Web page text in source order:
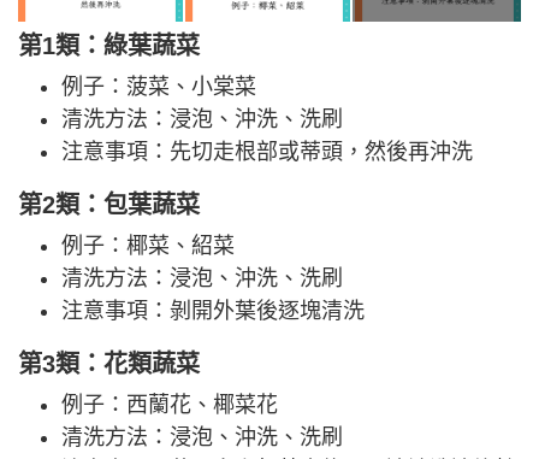
第1類：綠葉蔬菜
例子：菠菜、小棠菜
清洗方法：浸泡、沖洗、洗刷
注意事項：先切走根部或蒂頭，然後再沖洗
第2類：包葉蔬菜
例子：椰菜、紹菜
清洗方法：浸泡、沖洗、洗刷
注意事項：剝開外葉後逐塊清洗
第3類：花類蔬菜
例子：西蘭花、椰菜花
清洗方法：浸泡、沖洗、洗刷